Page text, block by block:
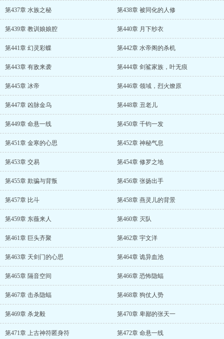
第437章 水族之秘 第438章 被同化的人修
第439章 教训娘娘腔 第440章 月下纱衣
第441章 幻灵彩蝶 第442章 水帝阁的杀机
第443章 有敌来袭 第444章 剑鲨家族，叶无痕
第445章 冰帝 第446章 领域，烈火燎原
第447章 凶脉金乌 第448章 丑老儿
第449章 命悬一线 第450章 千钧一发
第451章 金寒的心思 第452章 神秘气息
第453章 交易 第454章 修罗之地
第455章 欺骗与背叛 第456章 张扬出手
第457章 比斗 第458章 燕灵儿的背景
第459章 东薇来人 第460章 灭队
第461章 巨头齐聚 第462章 宇文洋
第463章 天剑门的心思 第464章 诡异血池
第465章 隔音空间 第466章 恐怖隐蝠
第467章 击杀隐蝠 第468章 狗仗人势
第469章 杀龙毅 第470章 卑鄙的张天一
第471章 上古神符匿身符 第472章 命悬一线